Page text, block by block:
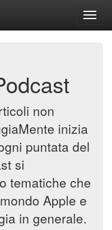
non
inizia
puntata del
si
tematiche che
Apple e
in generale.